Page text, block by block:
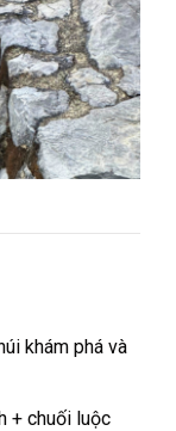
khám phá và
+ chuối luộc